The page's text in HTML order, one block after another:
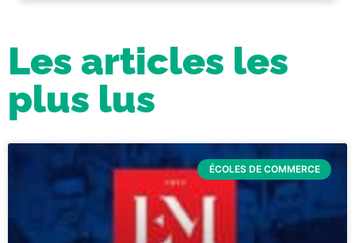
Les articles les
plus lus
ÉCOLES DE COMMERCE